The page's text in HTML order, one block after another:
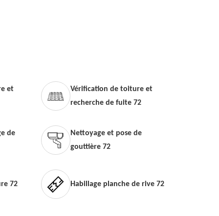
et
Vérification de toiture et
recherche de fuite 72
de
Nettoyage et pose de
gouttière 72
72 Habillage planche de rive 72